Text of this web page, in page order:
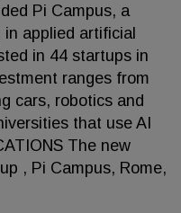
Pi Campus, a
applied artificial
in 44 startups in
ranges from
cars, robotics and
that use AI
The new
, Pi Campus, Rome,